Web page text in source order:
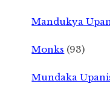
Mandukya
Monks (93)
Mundaka